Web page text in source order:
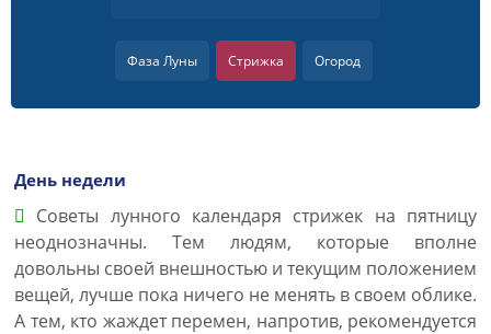
Фаза Луны Стрижка Огород
День недели
Советы лунного календаря стрижек на пятницу
неоднозначны. Тем людям, которые вполне
довольны своей внешностью и текущим положением
вещей, лучше пока ничего не менять в своем облике.
А тем, кто жаждет перемен, напротив, рекомендуется